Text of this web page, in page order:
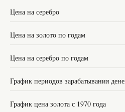
Цена на серебро
Цена на золото по годам
Цена на серебро по годам
График периодов зарабатывания
График цена золота с 1970 года